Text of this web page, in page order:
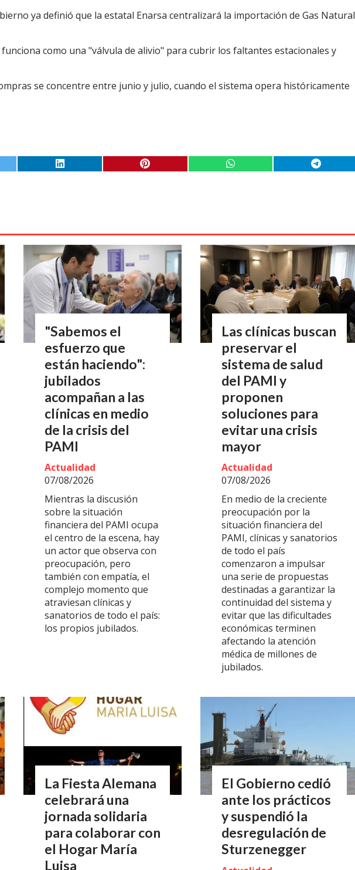
ya definió que la estatal Enarsa centralizará la importación de Gas Natural
como una "válvula de alivio" para cubrir los faltantes estacionales y
se concentre entre junio y julio, cuando el sistema opera históricamente
"Sabemos el
esfuerzo que
están haciendo":
jubilados
acompañan a las
clínicas en medio
de la crisis del
PAMI
Actualidad
07/08/2026
Mientras la discusión
sobre la situación
financiera del PAMI ocupa
el centro de la escena, hay
un actor que observa con
preocupación, pero
también con empatía, el
complejo momento que
atraviesan clínicas y
sanatorios de todo el país:
los propios jubilados.
Las clínicas buscan
preservar el
sistema de salud
del PAMI y
proponen
soluciones para
evitar una crisis
mayor
Actualidad
07/08/2026
En medio de la creciente
preocupación por la
situación financiera del
PAMI, clínicas y sanatorios
de todo el país
comenzaron a impulsar
una serie de propuestas
destinadas a garantizar la
continuidad del sistema y
evitar que las dificultades
económicas terminen
afectando la atención
médica de millones de
jubilados.
La Fiesta Alemana
celebrará una
jornada solidaria
para colaborar con
el Hogar María
Luisa
El Gobierno cedió
ante los prácticos
y suspendió la
desregulación de
Sturzenegger